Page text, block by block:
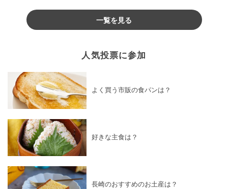
一覧を見る
人気投票に参加
よく買う市販の食パンは？
好きな主食は？
長崎のおすすめのお土産は？